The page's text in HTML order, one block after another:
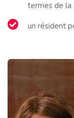
termes de la
un résident